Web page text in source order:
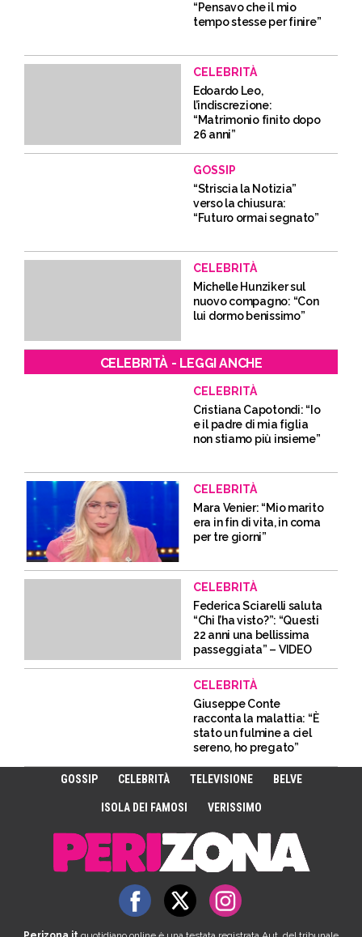
“Pensavo che il mio
tempo stesse per finire”
CELEBRITÀ
Edoardo Leo,
l’indiscrezione:
“Matrimonio finito dopo
26 anni”
GOSSIP
“Striscia la Notizia”
verso la chiusura:
“Futuro ormai segnato”
CELEBRITÀ
Michelle Hunziker sul
nuovo compagno: “Con
lui dormo benissimo”
CELEBRITÀ - LEGGI ANCHE
CELEBRITÀ
Cristiana Capotondi: “Io
e il padre di mia figlia
non stiamo più insieme”
CELEBRITÀ
Mara Venier: “Mio marito
era in fin di vita, in coma
per tre giorni”
CELEBRITÀ
Federica Sciarelli saluta
“Chi l’ha visto?”: “Questi
22 anni una bellissima
passeggiata” – VIDEO
CELEBRITÀ
Giuseppe Conte
racconta la malattia: “È
stato un fulmine a ciel
sereno, ho pregato”
GOSSIP CELEBRITÀ TELEVISIONE BELVE
ISOLA DEI FAMOSI VERISSIMO